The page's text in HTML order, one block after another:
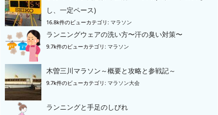
し、一定ペース)
16.8k件のビューカテゴリ: マラソン
ランニングウェアの洗い方〜汗の臭い対策〜
9.7k件のビューカテゴリ: マラソン
木曽三川マラソン～概要と攻略と参戦記～
9.7k件のビューカテゴリ: マラソン大会
ランニングと手足のしびれ